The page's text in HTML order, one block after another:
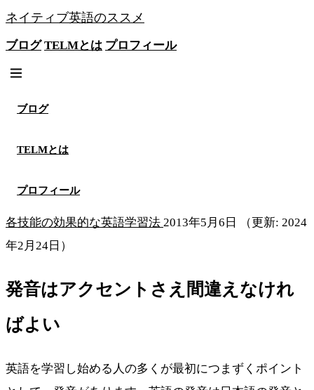
ネイティブ英語のススメ
ブログ TELMとは プロフィール
ブログ
TELMとは
プロフィール
各技能の効果的な英語学習法 2013年5月6日
（更新: 2024
年2月24日）
発音はアクセントさえ間違えなけれ
ばよい
英語を学習し始める人の多くが最初につまずくポイント